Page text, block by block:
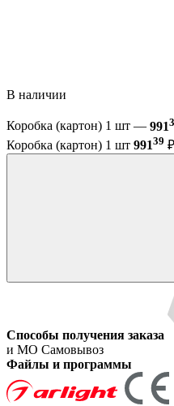
В наличии
Коробка (картон) 1 шт — 991
Коробка (картон) 1 шт 99139 ₽
Способы получения заказа
и МО Самовывоз
Файлы и программы